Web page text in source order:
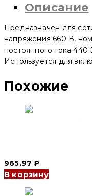
Описание
Предназначен для
напряжения 660 В,
постоянного тока 440
Используется для
Похожие
965.97₽
В корзину